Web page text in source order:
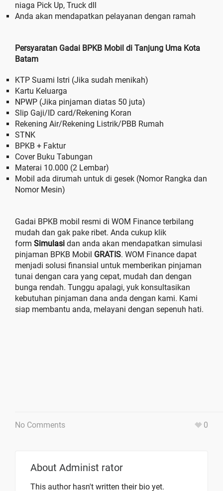
niaga Pick Up, Truck dll
Anda akan mendapatkan pelayanan dengan ramah
Persyaratan Gadai BPKB Mobil di Tanjung Uma Kota
Batam
KTP Suami Istri (Jika sudah menikah)
Kartu Keluarga
NPWP (Jika pinjaman diatas 50 juta)
Slip Gaji/ID card/Rekening Koran
Rekening Air/Rekening Listrik/PBB Rumah
STNK
BPKB + Faktur
Cover Buku Tabungan
Materai 10.000 (2 Lembar)
Mobil ada dirumah untuk di gesek (Nomor Rangka dan
Nomor Mesin)
Gadai BPKB mobil resmi di WOM Finance terbilang
mudah dan gak pake ribet. Anda cukup klik
form Simulasi dan anda akan mendapatkan simulasi
pinjaman BPKB Mobil GRATIS. WOM Finance dapat
menjadi solusi finansial untuk memberikan pinjaman
tunai dengan cara yang cepat, mudah dan dengan
bunga rendah. Tunggu apalagi, yuk konsultasikan
kebutuhan pinjaman dana anda dengan kami. Kami
siap membantu anda, melayani dengan sepenuh hati.
No Comments 0
About Administ rator
This author hasn't written their bio yet.